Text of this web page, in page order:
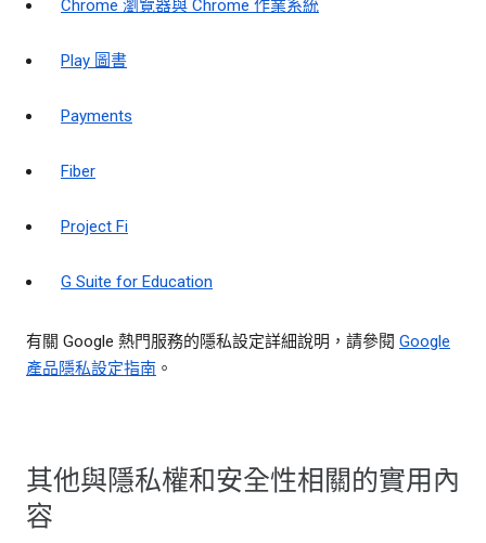
Chrome 瀏覽器與 Chrome 作業系統
Play 圖書
Payments
Fiber
Project Fi
G Suite for Education
有關 Google 熱門服務的隱私設定詳細說明，請參閱 Google
產品隱私設定指南 。
其他與隱私權和安全性相關的實用內
容